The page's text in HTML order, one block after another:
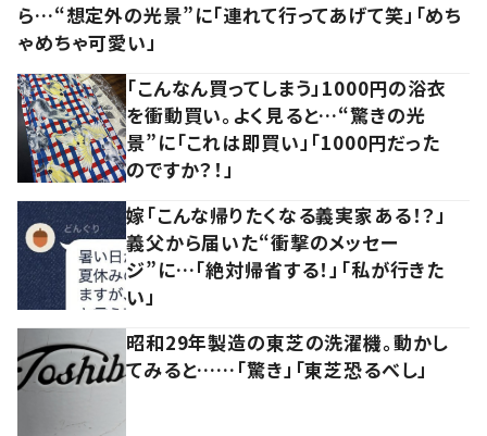
ら…“想定外の光景”に「連れて行ってあげて笑」「めち
ゃめちゃ可愛い」
「こんなん買ってしまう」1000円の浴衣
を衝動買い。よく見ると…“驚きの光
景”に「これは即買い」「1000円だった
のですか？！」
嫁「こんな帰りたくなる義実家ある！？」
義父から届いた“衝撃のメッセー
ジ”に…「絶対帰省する！」「私が行きた
い」
昭和29年製造の東芝の洗濯機。動かし
てみると……「驚き」「東芝恐るべし」